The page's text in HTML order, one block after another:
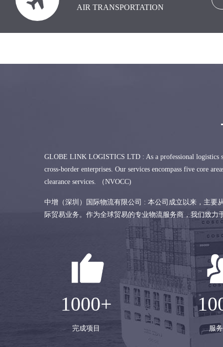
AIR TRANSPORTATION
GLOBE LINK LOGISTICS LTD : As a professional logistics
cross-border enterprises. Our services encompass five core
clearance services. （NVOCC)
中增（深圳）国际物流有限公司 : 本公司成立以来，主要
际贸易业务。作为全球贸易的专业物流服务商，我们致
服
1000+
完成项目